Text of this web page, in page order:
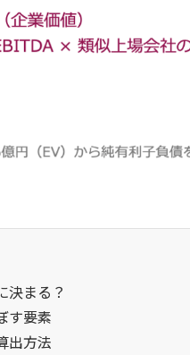
決まる？
す要素
出方法